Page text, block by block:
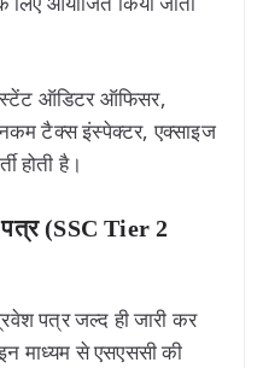
ऑडिटर ऑफिसर,
टैक्स इंस्पेक्टर, एक्साइज
होती है।
(SSC Tier 2
पत्र जल्द ही जारी कर
माध्यम से एसएससी की